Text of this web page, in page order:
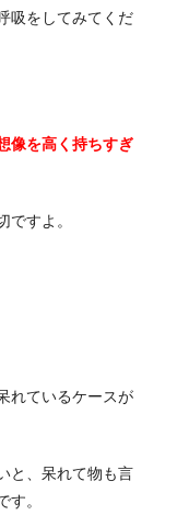
吸をしてみてくだ
像を高く持ちすぎ
ですよ。
れているケースが
と、呆れて物も言
す。